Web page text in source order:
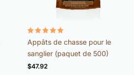
Note
4.92
sur 5
Appâts de chasse pour le
sanglier (paquet de 500)
$47.92